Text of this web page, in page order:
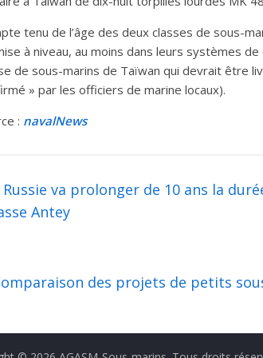
tenu de l’âge des deux classes de sous-
à niveau, au moins dans leurs systèmes
de sous-marins de Taïwan qui devrait être
» par les officiers de marine locaux).
: navalNews
Russie va prolonger de 10 ans la
Antey
des projets de petits